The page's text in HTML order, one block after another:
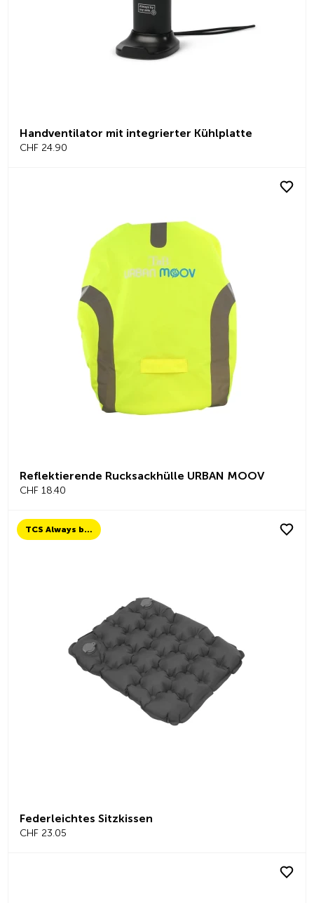
Handventilator mit integrierter Kühlplatte
CHF 24.90
Reflektierende Rucksackhülle URBAN MOOV
CHF 18.40
TCS Always by my side
Federleichtes Sitzkissen
CHF 23.05